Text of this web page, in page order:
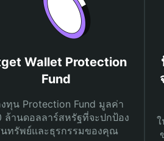
Wallet Protection
Fund
ทุน Protection Fund มูลค่า
ล้านดอลลาร์สหรัฐที่จะปกป้อง
ทรัพย์และธุรกรรมของคุณ